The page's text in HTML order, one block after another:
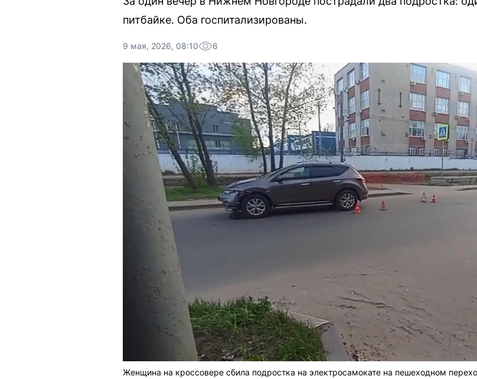
питбайке. Оба госпитализированы.
9 мая, 2026, 08:10 6
Женщина на кроссовере сбила подростка на электросамокате на пешеходном